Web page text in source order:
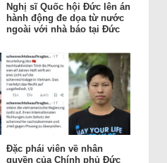
Nghị sĩ Quốc hội Đức lên án
hành động đe dọa từ nước
ngoài với nhà báo tại Đức
Đặc phái viên về nhân
quyền của Chính phủ Đức